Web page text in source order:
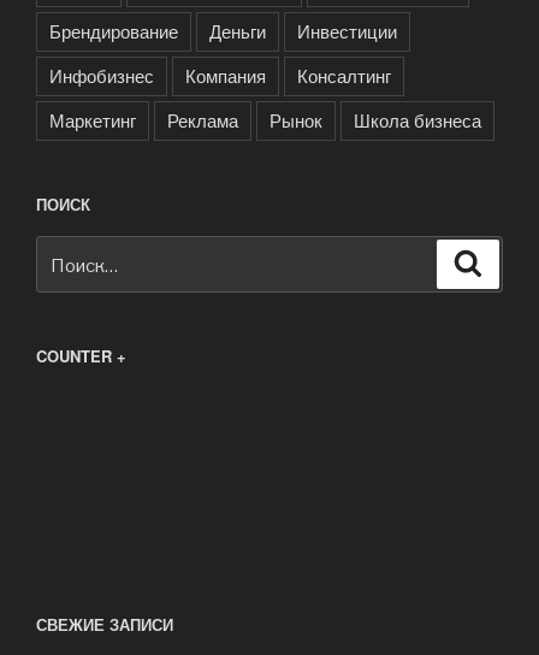
Брендирование
Деньги
Инвестиции
Инфобизнес
Компания
Консалтинг
Маркетинг
Реклама Рынок Школа бизнеса
ПОИСК
COUNTER +
СВЕЖИЕ ЗАПИСИ